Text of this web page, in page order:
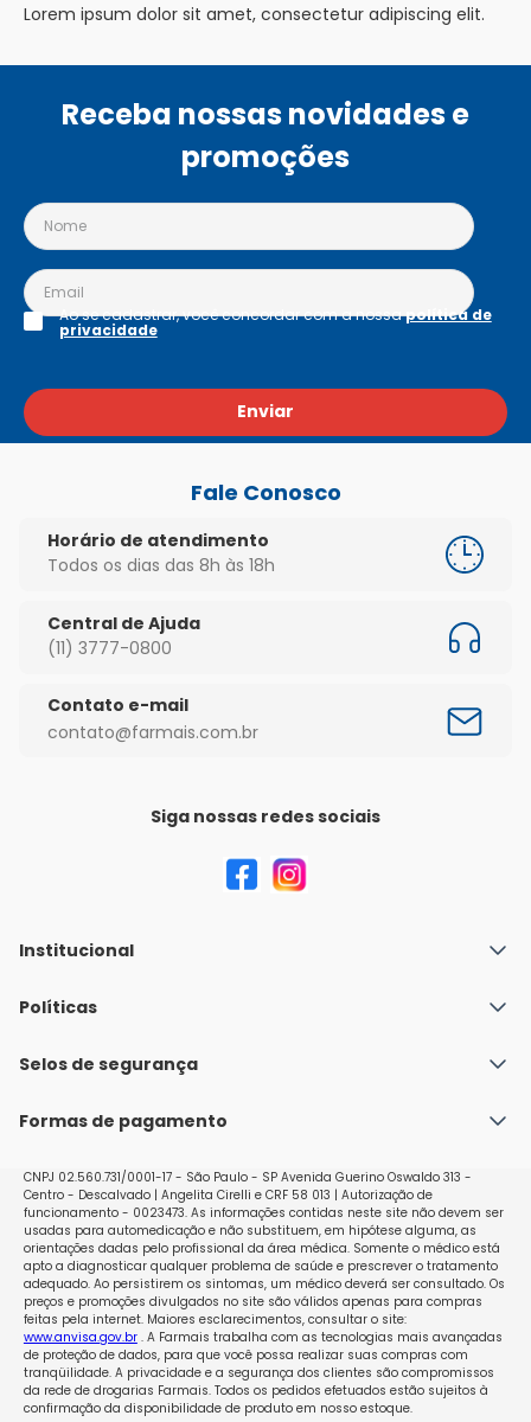
Lorem ipsum dolor sit amet, consectetur adipiscing elit.
Receba nossas novidades e
promoções
Enviar
Ao se cadastrar, você concordar com a nossapolítica de
privacidade
Fale Conosco
Horário de atendimento
Todos os dias das 8h às 18h
Central de Ajuda
(11) 3777-0800
Contato e-mail
contato@farmais.com.br
Siga nossas redes sociais
Institucional
Quem Somos
Nossas lojas
Políticas
Política de Envio
Políticas de Trocas e Devoluções
Selos de segurança
Formas de pagamento
CNPJ 02.560.731/0001-17 - São Paulo - SP Avenida Guerino Oswaldo 313 -
Centro - Descalvado | Angelita Cirelli e CRF 58 013 | Autorização de
funcionamento - 0023473. As informações contidas neste site não devem ser
usadas para automedicação e não substituem, em hipótese alguma, as
orientações dadas pelo profissional da área médica. Somente o médico está
apto a diagnosticar qualquer problema de saúde e prescrever o tratamento
adequado. Ao persistirem os sintomas, um médico deverá ser consultado. Os
preços e promoções divulgados no site são válidos apenas para compras
feitas pela internet. Maiores esclarecimentos, consultar o site:
www.anvisa.gov.br. A Farmais trabalha com as tecnologias mais avançadas
de proteção de dados, para que você possa realizar suas compras com
tranqüilidade. A privacidade e a segurança dos clientes são compromissos
da rede de drogarias Farmais. Todos os pedidos efetuados estão sujeitos à
confirmação da disponibilidade de produto em nosso estoque.